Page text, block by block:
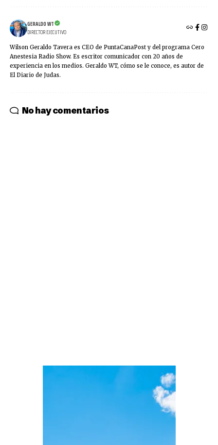
GERALDO WT
DIRECTOR EJECUTIVO
Wilson Geraldo Tavera es CEO de PuntaCanaPost y del programa Cero
Anestesia Radio Show. Es escritor comunicador con 20 años de
experiencia en los medios. Geraldo WT, cómo se le conoce, es autor de
El Diario de Judas.
No hay comentarios